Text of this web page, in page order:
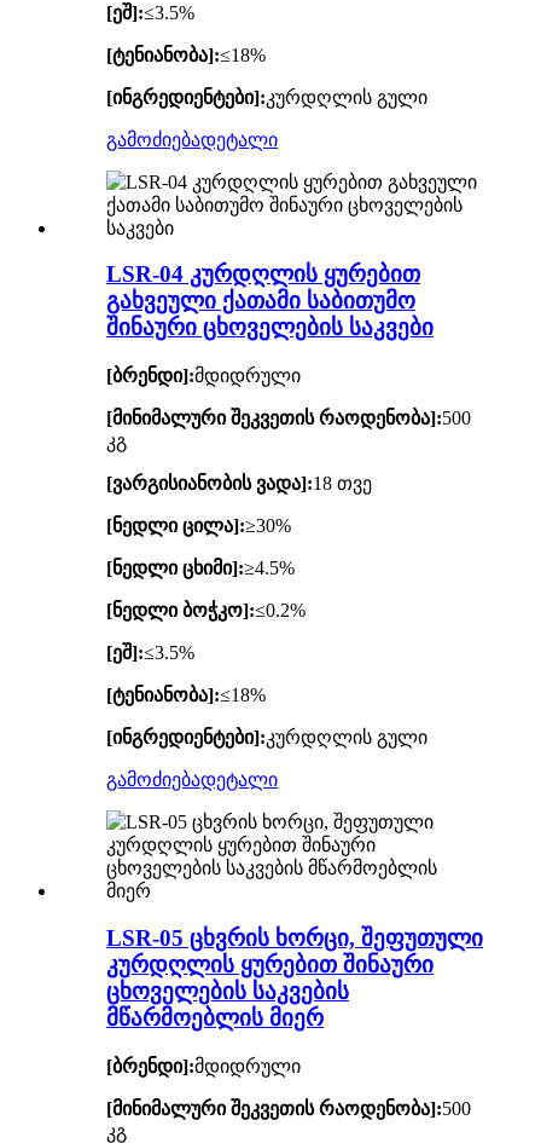
[ეშ]:≤3.5%
[ტენიანობა]:≤18%
[ინგრედიენტები]:კურდღლის გული
გამოძიებადეტალი
LSR-04 კურდღლის ყურებით
გახვეული ქათამი საბითუმო
შინაური ცხოველების საკვები
[ბრენდი]:მდიდრული
[მინიმალური შეკვეთის რაოდენობა]:500
კგ
[ვარგისიანობის ვადა]:18 თვე
[ნედლი ცილა]:≥30%
[ნედლი ცხიმი]:≥4.5%
[ნედლი ბოჭკო]:≤0.2%
[ეშ]:≤3.5%
[ტენიანობა]:≤18%
[ინგრედიენტები]:კურდღლის გული
გამოძიებადეტალი
LSR-05 ცხვრის ხორცი, შეფუთული
კურდღლის ყურებით შინაური
ცხოველების საკვების
მწარმოებლის მიერ
[ბრენდი]:მდიდრული
[მინიმალური შეკვეთის რაოდენობა]:500
კგ